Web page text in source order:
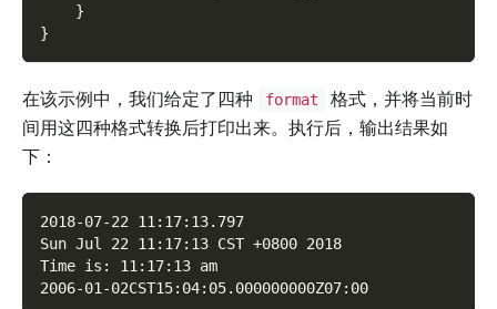
}
}
在该示例中，我们给定了四种 format
格式，并将当前时
间用这四种格式转换后打印出来。执行后，输出结果如
下：
2018-07-22 11:17:13.797
Sun Jul 22 11:17:13 CST +0800 2018
Time is: 11:17:13 am
2006-01-02CST15:04:05.000000000Z07:00